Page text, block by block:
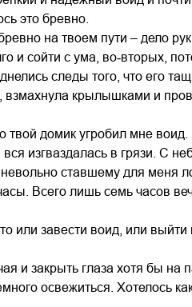
это бревно.
на твоем пути – дело
и сойти с ума, во‑вторых,
следы того, что его
крылышками и
твой домик угробил мне воид.
изгваздалась в грязи. С
ставшему для меня
Всего лишь семь часов
или завести воид, или
и закрыть глаза хотя бы на
освежиться. Хотелось